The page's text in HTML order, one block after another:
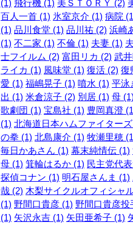
(1) 飛行機 (1) 美ＳＴＯＲＹ (2)
百人一首 (1) 氷室京介 (1) 病院
(1) 品川食堂 (1) 品川祐 (2) 浜崎
(1) 不二家 (1) 不倫 (1) 夫妻 (1)
士フイルム (2) 富田リカ (2) 武
ライカ (1) 風味堂 (1) 復活 (2) 復
愛 (1) 福嶋晃子 (1) 噴水 (1) 平泳
出 (1) 米倉涼子 (2) 別居 (1) 母
歌劇団 (1) 宝島社 (1) 豊岡真澄
(1) 北海道日本ハムファイター
の拳 (1) 北島康介 (1) 牧瀬里穂
毎日かあさん (1) 幕末純情伝 (1)
母 (1) 箕輪はるか (1) 民主党代
探偵コナン (1) 明石屋さんま (1)
哉 (2) 木梨サイクルオフィシャ
(1) 野間口貴彦 (1) 野間口貴彦投
(1) 矢沢永吉 (1) 矢田亜希子 (1)